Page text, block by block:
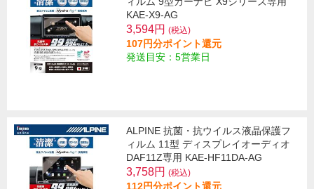
KAE-X9-AG
3,594円 (税込)
107円分ポイント還元
発送目安：5営業日
ALPINE 抗菌・抗ウイルス液晶保護フ
ィルム 11型 ディスプレイオーディオ
DAF11Z専用 KAE-HF11DA-AG
3,758円 (税込)
112円分ポイント還元